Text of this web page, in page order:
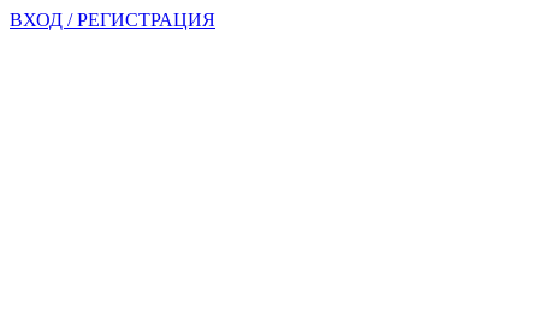
ВХОД / РЕГИСТРАЦИЯ